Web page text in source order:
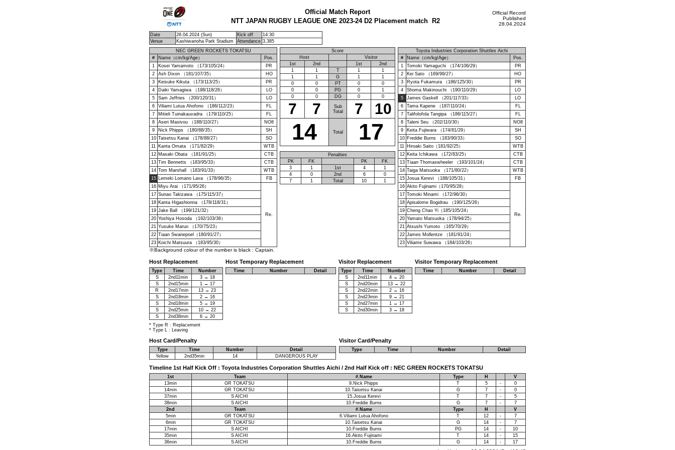
Official Record
Published
28.04.2024
Official Match Report
NTT JAPAN RUGBY LEAGUE ONE 2023-24 D2 Placement match R2
Date 28.04.2024 (Sun) Kick off
14:30
Venue
Kashiwanoha Park Stadium Attendance 3,385
NEC GREEN ROCKETS TOKATSU
#
Name（cm/kg/Age）
Pos.
1
Kosei Yamamoto （173/105/24）
PR
2
Ash Dixon （181/107/35）
HO
3
Keisuke Kikuta （173/113/25）
PR
4
Daiki Yamagiwa （198/118/26）
LO
5
Sam Jeffries （200/120/31）
LO
6
Viliami Lutua Ahofono （186/112/23）
FL
7
Mitieli Tuinakauvadra （179/110/25）
FL
8
Aseri Masivou （188/110/27）
NO8
9
Nick Phipps （180/88/35）
SH
10 Taisetsu Kanai （178/88/27）
SO
11 Kanta Omata （171/82/29）
WTB
12 Masaki Obata （181/91/25）
CTB
13 Tim Bennetts （183/95/33）
CTB
14 Tom Marshall （183/91/33）
WTB
15 Lemeki Lomano Lava （178/96/35）
FB
16 Miyu Arai （171/95/26）
Re.
17 Sunao Takizawa （175/115/37）
18 Kanta Higashionna （178/118/31）
19 Jake Ball （199/121/32）
20 Yoshiya Hosoda （192/103/36）
21 Yusuke Maruo （170/75/23）
22 Tiaan Swanepoel（180/91/27）
23 Koichi Matsuura （183/95/30）
※Background colour of the number is black : Captain.
Toyota Industries Corporation Shuttles Aichi
#
Name（cm/kg/Age）
Pos.
1
Tomoki Yamaguchi （174/106/29）
PR
2
Kei Sato （169/99/27）
HO
3
Ryota Fukamura （186/125/30）
PR
4
Shoma Makinouchi （190/110/29）
LO
5
James Gaskell （201/117/33）
LO
6
Tama Kapene （187/110/24）
FL
7
Talifolofola Tangipa （186/115/27）
FL
8
Taleni Seu （202/110/30）
NO8
9
Keita Fujiwara （174/81/29）
SH
10 Freddie Burns （183/90/33）
SO
11 Hiroaki Saito（181/92/25）
WTB
12 Keita Ichikawa （172/83/25）
CTB
13 Tiaan Thomaswheeler （193/101/24）
CTB
14 Taiga Matsuoka （171/80/22）
WTB
15 Josua Kerevi （188/105/31）
FB
16 Akito Fujinami（170/95/28）
Re.
17 Tomoki Minami （172/96/30）
18 Apisalome Bogidrau （190/125/26）
19 Cheng Chao Yi（185/105/24）
20 Yamato Matsuoka（178/94/25）
21 Atsushi Yumoto （165/70/29）
22 James Mollentze （181/91/24）
23 Viliame Suwawa （184/103/26）
Score
Host
Visitor
1st
2nd 1st
2nd
1
1 T 1
1
1
1 G 1
1
0
0 PT 0
0
0
0 PG 0
1
0
0 DG 0 0
7 7
Sub
Total
7 10
14 Total 17
Penalties
PK
FK PK
FK
3
1 1st 4
1
4
0 2nd 6
0
7
1 Total 10 1
Host Replacement
Type Time
Number
S
2nd11min
3 → 18
S
2nd15min
1 → 17
R
2nd17min
13 → 23
S
2nd18min
2 → 16
S
2nd18min
5 → 19
S
2nd25min
10 → 22
S
2nd38min 6 → 20
Host Temporary Replacement
Time Number Detail
Visitor Replacement
Type Time
Number
S
2nd11min
4 → 20
S
2nd20min
13 → 22
S
2nd22min
2 → 16
S
2nd23min
9 → 21
S
2nd27min
1 → 17
S
2nd30min 3 → 18
Visitor Temporary Replacement
Time Number Detail
* Type R : Replacement
* Type L : Leaving
Host Card/Penalty
Type Time Number
Detail
Yellow
2nd35min 14 DANGEROUS PLAY
Visitor Card/Penalty
Type Time Number Detail
Timeline 1st Half Kick Off : Toyota Industries Corporation Shuttles Aichi / 2nd Half Kick off : NEC GREEN ROCKETS TOKATSU
1st Team #.Name Type H
V
13min
GR TOKATSU 9.Nick Phipps T 5 -
0
14min
GR TOKATSU 10.Taisetsu Kanai G 7 -
0
37min
S AICHI 15.Josua Kerevi T 7 -
5
38min
S AICHI 10.Freddie Burns G 7 -
7
2nd
Team #.Name Type H
V
5min
GR TOKATSU 6.Viliami Lutua Ahofono T 12 -
7
6min
GR TOKATSU 10.Taisetsu Kanai G 14 -
7
17min
S AICHI 10.Freddie Burns PG 14 -
10
35min
S AICHI 16.Akito Fujinami T 14 -
15
36min
S AICHI 10.Freddie Burns G 14 - 17